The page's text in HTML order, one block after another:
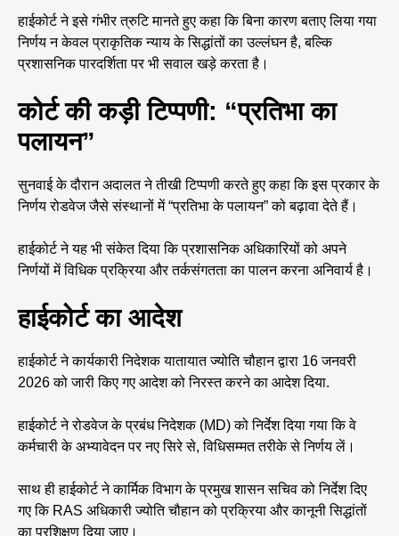
हाईकोर्ट ने इसे गंभीर त्रुटि मानते हुए कहा कि बिना कारण बताए लिया गया
निर्णय न केवल प्राकृतिक न्याय के सिद्धांतों का उल्लंघन है, बल्कि
प्रशासनिक पारदर्शिता पर भी सवाल खड़े करता है।
कोर्ट की कड़ी टिप्पणी: “प्रतिभा का
पलायन”
सुनवाई के दौरान अदालत ने तीखी टिप्पणी करते हुए कहा कि इस प्रकार के
निर्णय रोडवेज जैसे संस्थानों में “प्रतिभा के पलायन” को बढ़ावा देते हैं।
हाईकोर्ट ने यह भी संकेत दिया कि प्रशासनिक अधिकारियों को अपने
निर्णयों में विधिक प्रक्रिया और तर्कसंगतता का पालन करना अनिवार्य है।
हाईकोर्ट का आदेश
हाईकोर्ट ने कार्यकारी निदेशक यातायात ज्योति चौहान द्वारा 16 जनवरी
2026 को जारी किए गए आदेश को निरस्त करने का आदेश दिया.
हाईकोर्ट ने रोडवेज के प्रबंध निदेशक (MD) को निर्देश दिया गया कि वे
कर्मचारी के अभ्यावेदन पर नए सिरे से, विधिसम्मत तरीके से निर्णय लें।
साथ ही हाईकोर्ट ने कार्मिक विभाग के प्रमुख शासन सचिव को निर्देश दिए
गए कि RAS अधिकारी ज्योति चौहान को प्रक्रिया और कानूनी सिद्धांतों
का प्रशिक्षण दिया जाए।